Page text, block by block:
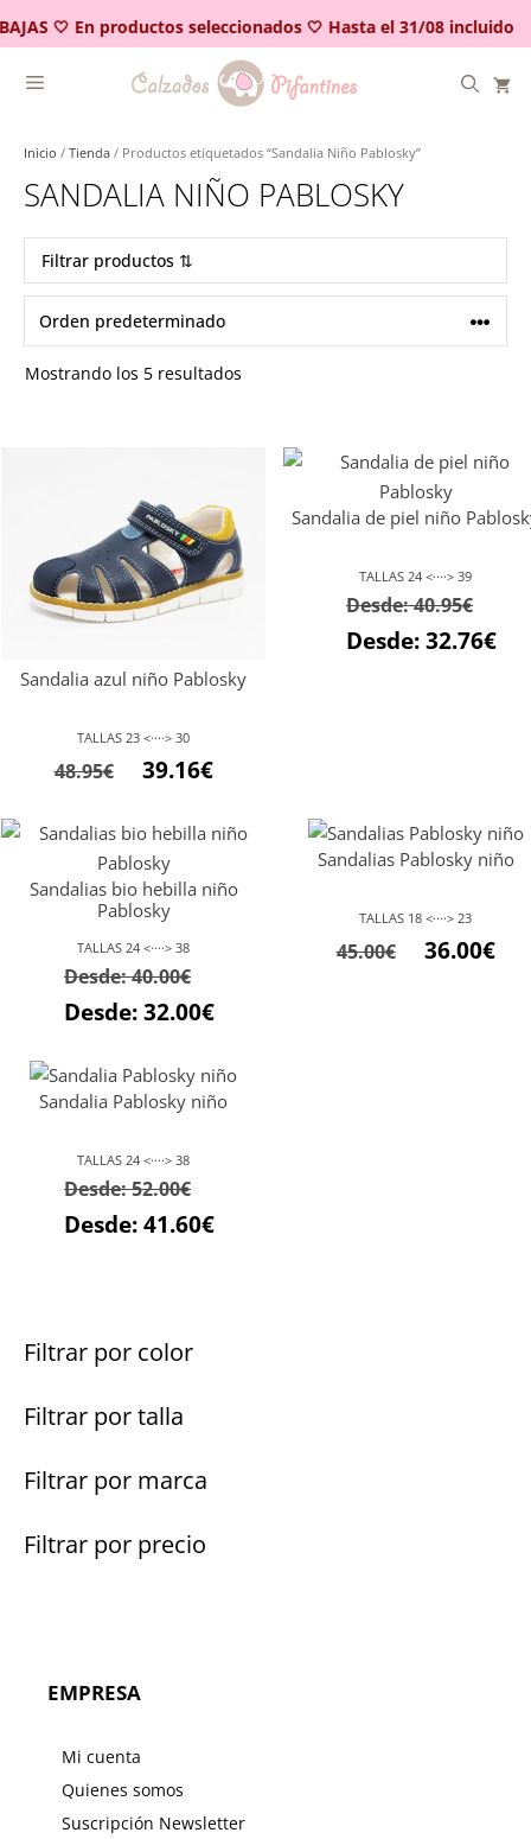
🤍 En productos seleccionados 🤍 Hasta el 31/08 incluido
al
contenido
Inicio / Tienda / Productos etiquetados “Sandalia Niño Pablosky”
SANDALIA NIÑO PABLOSKY
Filtrar productos ⇅
Mostrando los 5 resultados
Sandalia azul niño Pablosky
TALLAS 23 <····> 30
48.95€
El
original
era:
48.95€.
39.16€El
actual
39.16€.
Sandalia de piel niño
TALLAS 24 <····> 39
Desde:40.95€
Desde:32.76€
Sandalias bio hebilla niño
Pablosky
TALLAS 24 <····> 38
Desde:40.00€
Desde:32.00€
Sandalias Pablosky niño
TALLAS 18 <····> 23
45.00€
El36.00€El
Sandalia Pablosky niño
TALLAS 24 <····> 38
Desde:52.00€
Desde:41.60€
Filtrar por color
Filtrar por talla
Filtrar por marca
Filtrar por precio
EMPRESA
Mi cuenta
Quienes somos
Suscripción Newsletter